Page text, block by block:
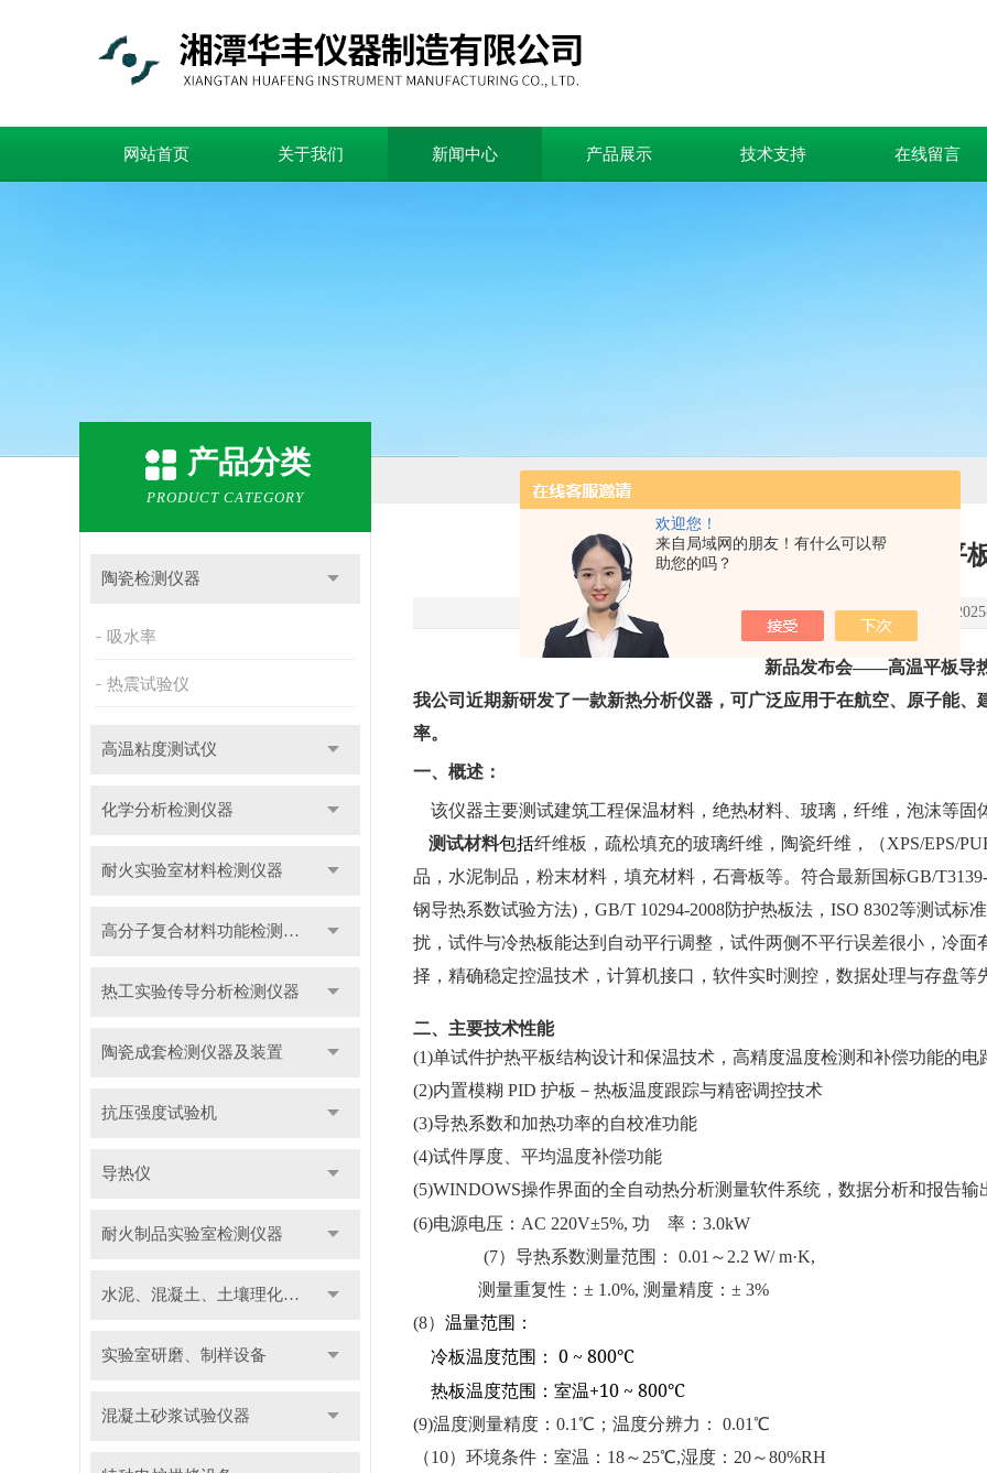
欢迎您！
来自局域网的朋友！有什么可以帮
助您的吗？
网站首页 关于我们 新闻中心 产品展示 技术支持 在线留言
产品分类
PRODUCT CATEGORY
陶瓷检测仪器
吸水率
热震试验仪
高温粘度测试仪
化学分析检测仪器
耐火实验室材料检测仪器
高分子复合材料功能检测仪器
热工实验传导分析检测仪器
陶瓷成套检测仪器及装置
抗压强度试验机
导热仪
耐火制品实验室检测仪器
水泥、混凝土、土壤理化检测仪器及装置
实验室研磨、制样设备
混凝土砂浆试验仪器
新品发布会——高温平
点击次数：1252 更新时间：
新品发布会——高温平板导
我公司近期新研发了一款新热分析仪器，可广泛应用于在航空、原子能、
率。
一、概述：
该仪器主要测试建筑工程保温材料， 绝热材料、 玻璃，纤维，泡沫等固
测试材料包括纤维板，疏松填充的玻璃纤维，陶瓷纤维，（XPS/EPS/
品，水泥制品，粉末材料，填充材料，石膏板等。符合最新国标GB/
钢导热系数试验方法) ， GB/T 10294-2008防护热板法， ISO 8302等测试标
扰，试件与冷热板能达到自动平行调整，试件两侧不平行误差很小，冷
择，精确稳定控温技术，计算机接口，软件实时测控，数据处理与存盘等
二、主要技术性能
(1)单试件护热平板结构设计和保温技术，高精度温度检测和补偿功能的电
(2)内置模糊 PID 护板－热板温度跟踪与精密调控技术
(3)导热系数和加热功率的自校准功能
(4)试件厚度、平均温度补偿功能
(5)WINDOWS操作界面的全自动热分析测量软件系统，数据分析和报告输
(6)电源电压： AC 220V±5%, 功 率： 3.0kW
(7）导热系数测量范围： 0.01 ～ 2.2 W/ m·K,
测量重复性：± 1.0%, 测量精度：± 3%
(8） 温量范围：
冷板温度范围：
0 ~ 800°C
热板温度范围： 室温+10 ~ 800°C
(9)温度测量精度： 0.1℃；温度分辨力： 0.01℃
（10）环境条件：室温： 18～ 25℃,湿度： 20～80%RH